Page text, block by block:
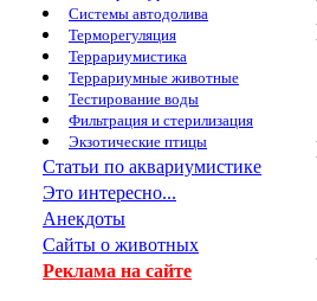
Системы автодолива
Терморегуляция
Террариумистика
Террариумные животные
Тестирование воды
Фильтрация и стерилизация
Экзотические птицы
Статьи по аквариумистике
Это интересно...
Анекдоты
Сайты о животных
Реклама на сайте